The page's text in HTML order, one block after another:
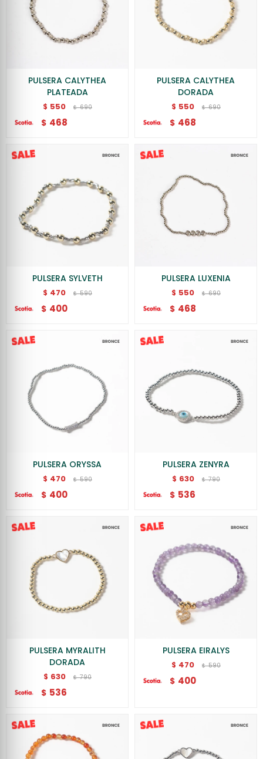
PULSERA CALYTHEA
PLATEADA
$ 550 $ 690
$ 468
PULSERA CALYTHEA
DORADA
$ 550 $ 690
$ 468
PULSERA SYLVETH
$ 470 $ 590
$ 400
PULSERA LUXENIA
$ 550 $ 690
$ 468
PULSERA ORYSSA
$ 470 $ 590
$ 400
PULSERA ZENYRA
$ 630 $ 790
$ 536
PULSERA MYRALITH
DORADA
$ 630 $ 790
$ 536
PULSERA EIRALYS
$ 470 $ 590
$ 400